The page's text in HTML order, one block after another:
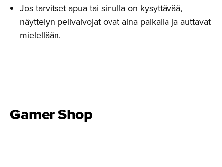
Jos tarvitset apua tai sinulla on kysyttävää,
näyttelyn pelivalvojat ovat aina paikalla ja auttavat
mielellään.
Gamer Shop